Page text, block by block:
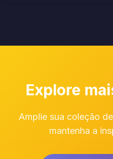
Explore
Amplie sua coleção
mantenha a